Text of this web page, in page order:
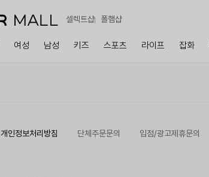
셀렉트샵 폴햄샵
여성 남성 키즈 스포츠 라이프 잡화
개인정보처리방침 단체주문문의 입점/광고제휴문의